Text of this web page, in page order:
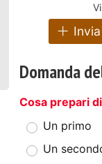
Domanda
Cosa prepari
Un primo
Un